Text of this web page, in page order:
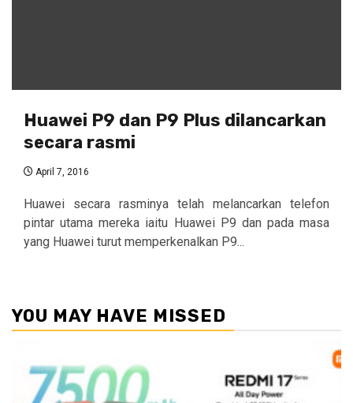
Huawei P9 dan P9 Plus dilancarkan
secara rasmi
April 7, 2016
Huawei secara rasminya telah melancarkan telefon
pintar utama mereka iaitu Huawei P9 dan pada masa
yang Huawei turut memperkenalkan P9...
YOU MAY HAVE MISSED